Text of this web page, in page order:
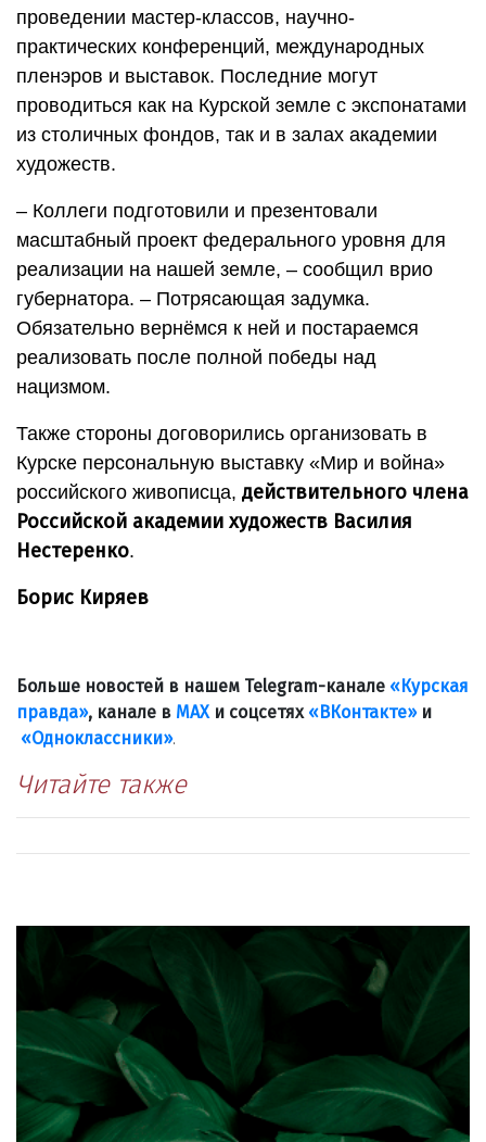
проведении мастер-классов, научно-
практических конференций, международных
пленэров и выставок. Последние могут
проводиться как на Курской земле с экспонатами
из столичных фондов, так и в залах академии
художеств.
– Коллеги подготовили и презентовали
масштабный проект федерального уровня для
реализации на нашей земле, – сообщил врио
губернатора. – Потрясающая задумка.
Обязательно вернёмся к ней и постараемся
реализовать после полной победы над
нацизмом.
Также стороны договорились организовать в
Курске персональную выставку «Мир и война»
российского живописца, действительного члена
Российской академии художеств Василия
Нестеренко.
Борис Киряев
Больше новостей в нашем Telegram-канале «Курская
правда», канале в МАХи соцсетях «ВКонтакте»и
«Одноклассники».
Читайте также